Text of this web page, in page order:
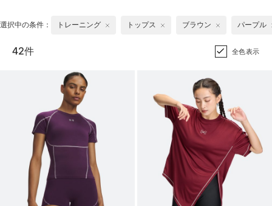
選択中の条件： トレーニング トップス ブラウン パープル
42件 全色表示